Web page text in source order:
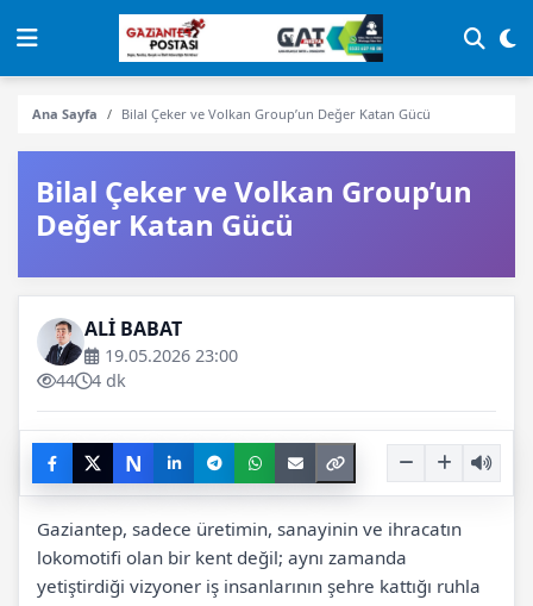
Ana Sayfa Bilal Çeker ve Volkan Group’un Değer Katan Gücü
Bilal Çeker ve Volkan Group’un
Değer Katan Gücü
ALİ BABAT
19.05.2026 23:00
44
4 dk
N
Gaziantep, sadece üretimin, sanayinin ve ihracatın
lokomotifi olan bir kent değil; aynı zamanda
yetiştirdiği vizyoner iş insanlarının şehre kattığı ruhla